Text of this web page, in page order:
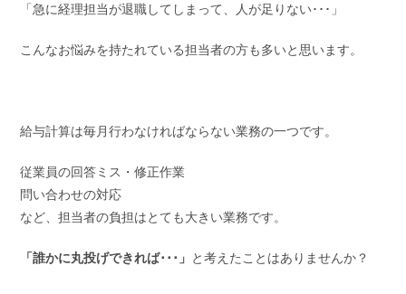
「急に経理担当が退職してしまって、人が足りない･･･」
こんなお悩みを持たれている担当者の方も多いと思います。
給与計算は毎月行わなければならない業務の一つです。
従業員の回答ミス・修正作業
問い合わせの対応
など、担当者の負担はとても大きい業務です。
「誰かに丸投げできれば･･･」 と考えたことはありませんか？